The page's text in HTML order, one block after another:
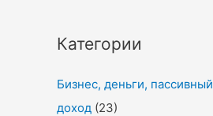
шапкой
Категории
Бизнес, деньги, пассивный
доход (23)